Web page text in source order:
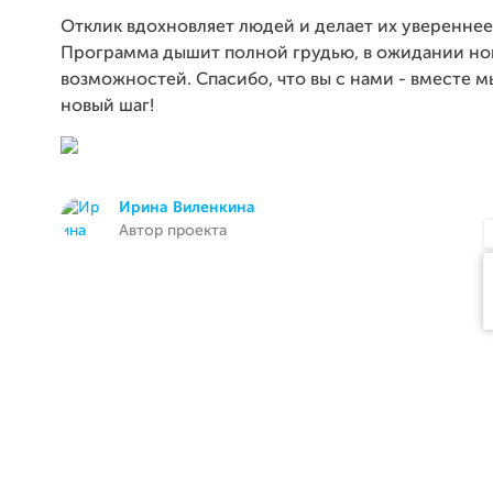
Отклик вдохновляет людей и делает их
Программа дышит полной грудью, в ожидании
возможностей. Спасибо, что вы с нами - вместе
новый шаг!
Ирина Виленкина
Автор проекта